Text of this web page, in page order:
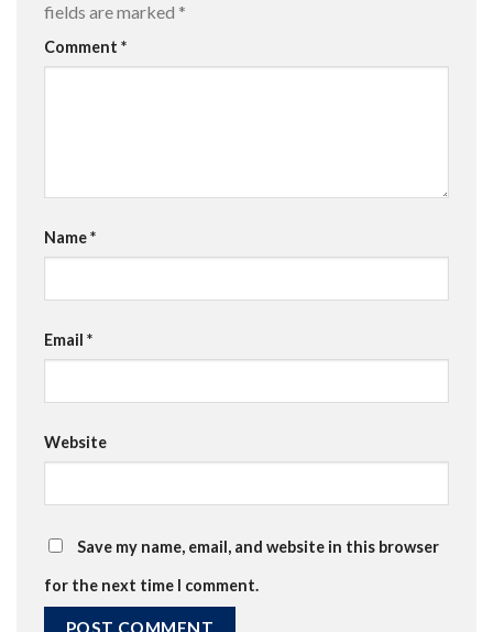
fields are marked *
Comment *
Name*
Email *
Website
Save my name, email, and website in this browser
for the next time I comment.